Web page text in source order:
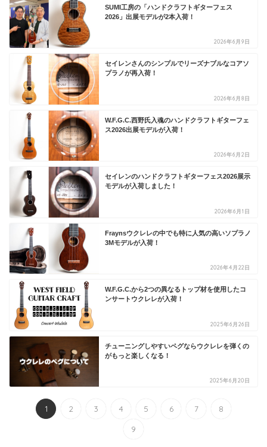
SUMI工房の「ハンドクラフトギターフェス
2026」出展モデルが2本入荷！
2026年6月9日
セイレンさんのシンプルでリーズナブルなコアソ
プラノが再入荷！
2026年6月8日
W.F.G.C.西野氏入魂のハンドクラフトギターフェ
ス2026出展モデルが入荷！
2026年6月2日
セイレンのハンドクラフトギターフェス2026展示
モデルが入荷しました！
2026年6月1日
Fraynsウクレレの中でも特に人気の高いソプラノ
3Mモデルが入荷！
2026年4月22日
W.F.G.C.から2つの異なるトップ材を使用したコ
ンサートウクレレが入荷！
2025年6月26日
チューニングしやすいペグならウクレレを弾くの
がもっと楽しくなる！
2025年6月20日
1 2 3 4 5 6 7
8
9